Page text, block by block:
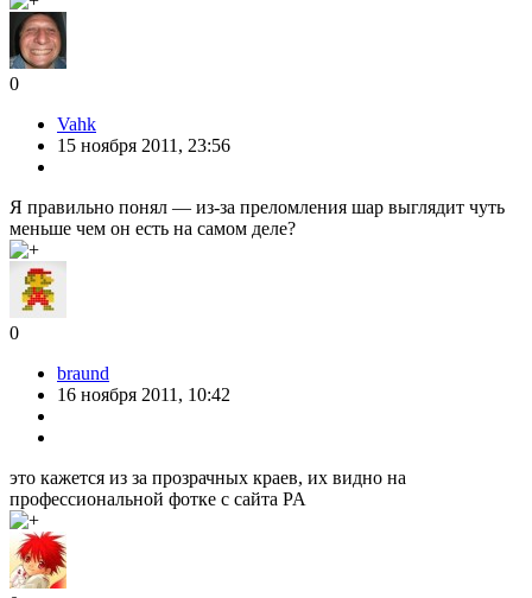
0
Vahk
15 ноября 2011, 23:56
Я правильно понял — из-за преломления шар выглядит чуть
меньше чем он есть на самом деле?
0
braund
16 ноября 2011, 10:42
это кажется из за прозрачных краев, их видно на
профессиональной фотке с сайта PA